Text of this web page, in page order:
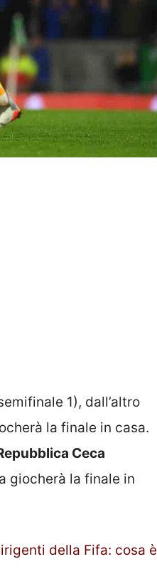
1), dall’altro
la finale in casa.
Ceca
giocherà la finale in
della Fifa: cosa è